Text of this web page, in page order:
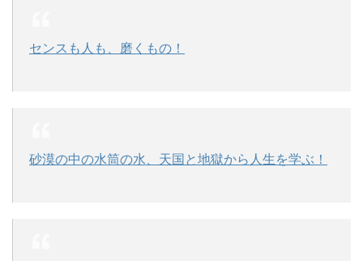
センスも人も、磨くもの！
砂漠の中の水筒の水、天国と地獄から人生を学ぶ！